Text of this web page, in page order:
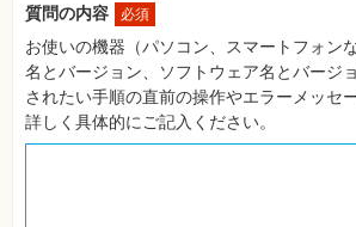
自
作・
パ
ソ
コ
ン・
ホ
ビ
ー
質問の内容 必須
お使いの機器（パソコン、スマートフォン
名とバージョン、ソフトウェア名とバージ
されたい手順の直前の操作やエラーメッセ
詳しく具体的にご記入ください。